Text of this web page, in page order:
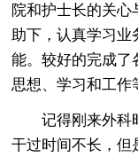
院和护士长的关
助下，认真学习业
能。较好的完成了
思想、学习和工作
记得刚来外科时
干过时间不长，但